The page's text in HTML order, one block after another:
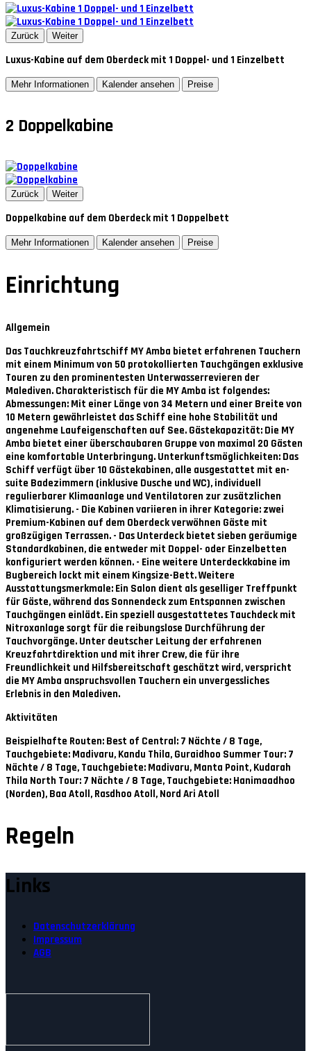
Zurück Weiter
Luxus-Kabine auf dem Oberdeck mit 1 Doppel- und 1 Einzelbett
Mehr Informationen Kalender ansehen Preise
2 Doppelkabine
Zurück Weiter
Doppelkabine auf dem Oberdeck mit 1 Doppelbett
Mehr Informationen Kalender ansehen Preise
Einrichtung
Allgemein
Das Tauchkreuzfahrtschiff MY Amba bietet erfahrenen Tauchern
mit einem Minimum von 50 protokollierten Tauchgängen exklusive
Touren zu den prominentesten Unterwasserrevieren der
Malediven. Charakteristisch für die MY Amba ist folgendes:
Abmessungen: Mit einer Länge von 34 Metern und einer Breite von
10 Metern gewährleistet das Schiff eine hohe Stabilität und
angenehme Laufeigenschaften auf See. Gästekapazität: Die MY
Amba bietet einer überschaubaren Gruppe von maximal 20 Gästen
eine komfortable Unterbringung. Unterkunftsmöglichkeiten: Das
Schiff verfügt über 10 Gästekabinen, alle ausgestattet mit en-
suite Badezimmern (inklusive Dusche und WC), individuell
regulierbarer Klimaanlage und Ventilatoren zur zusätzlichen
Klimatisierung. - Die Kabinen variieren in ihrer Kategorie: zwei
Premium-Kabinen auf dem Oberdeck verwöhnen Gäste mit
großzügigen Terrassen. - Das Unterdeck bietet sieben geräumige
Standardkabinen, die entweder mit Doppel- oder Einzelbetten
konfiguriert werden können. - Eine weitere Unterdeckkabine im
Bugbereich lockt mit einem Kingsize-Bett. Weitere
Ausstattungsmerkmale: Ein Salon dient als geselliger Treffpunkt
für Gäste, während das Sonnendeck zum Entspannen zwischen
Tauchgängen einlädt. Ein speziell ausgestattetes Tauchdeck mit
Nitroxanlage sorgt für die reibungslose Durchführung der
Tauchvorgänge. Unter deutscher Leitung der erfahrenen
Kreuzfahrtdirektion und mit ihrer Crew, die für ihre
Freundlichkeit und Hilfsbereitschaft geschätzt wird, verspricht
die MY Amba anspruchsvollen Tauchern ein unvergessliches
Erlebnis in den Malediven.
Aktivitäten
Beispielhafte Routen: Best of Central: 7 Nächte / 8 Tage,
Tauchgebiete: Madivaru, Kandu Thila, Guraidhoo Summer Tour: 7
Nächte / 8 Tage, Tauchgebiete: Madivaru, Manta Point, Kudarah
Thila North Tour: 7 Nächte / 8 Tage, Tauchgebiete: Hanimaadhoo
(Norden), Baa Atoll, Rasdhoo Atoll, Nord Ari Atoll
Regeln
Links
Datenschutzerklärung
Impressum
AGB